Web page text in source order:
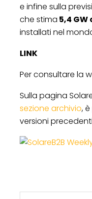
e infine sulla
che stima 5,4
installati nel
LINK
Per consultare la
Sulla pagina
sezione archivio,
versioni